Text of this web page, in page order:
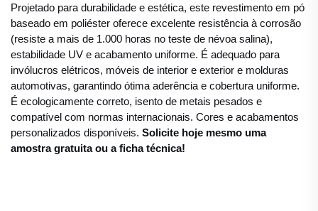
Projetado para durabilidade e estética, este revestimento em pó
baseado em poliéster oferece excelente resistência à corrosão
(resiste a mais de 1.000 horas no teste de névoa salina),
estabilidade UV e acabamento uniforme. É adequado para
invólucros elétricos, móveis de interior e exterior e molduras
automotivas, garantindo ótima aderência e cobertura uniforme.
É ecologicamente correto, isento de metais pesados e
compatível com normas internacionais. Cores e acabamentos
personalizados disponíveis. Solicite hoje mesmo uma
amostra gratuita ou a ficha técnica!